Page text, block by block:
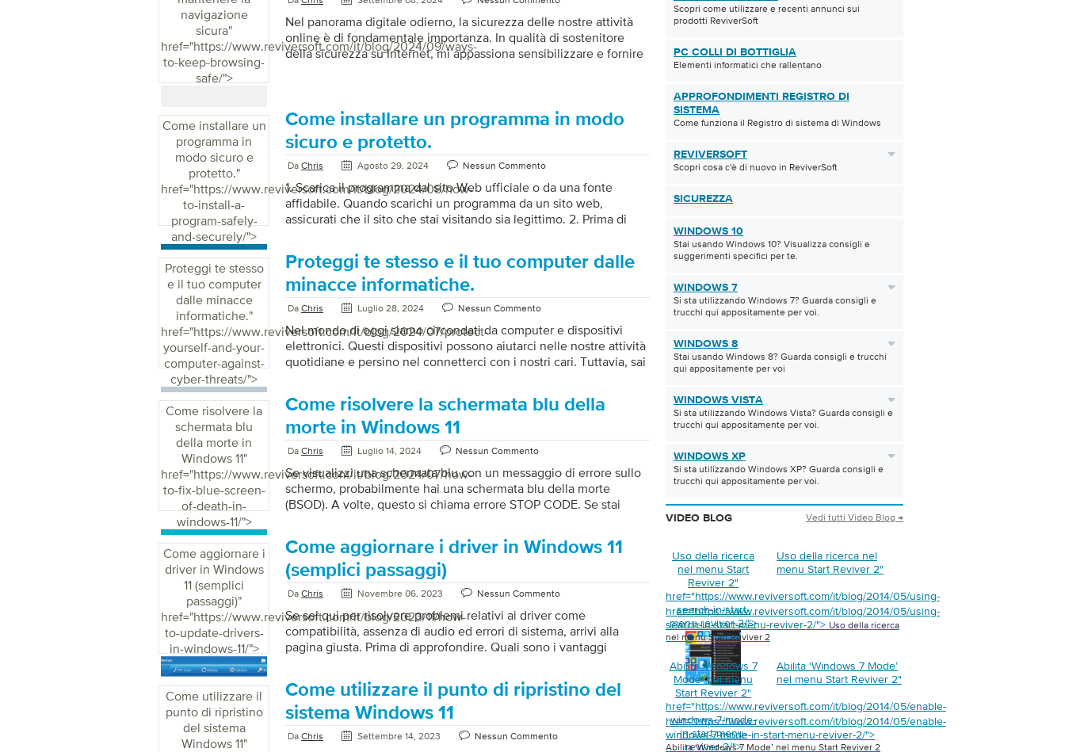
navigazione
sicura"
href="https://www.reviversoft.com/it/blog/2024/09/ways-
to-keep-browsing-
safe/">
Nel panorama digitale odierno, la sicurezza delle nostre attività
online è di fondamentale importanza. In qualità di sostenitore
della sicurezza su Internet, mi appassiona sensibilizzare e fornire
mondo digitale in modo sicuro e protetto. Ecco alcuni modi per
garantire una navigazione sicura: Utilizza password complesse e
univoche per ogni account. Quando crei password per i tuoi
account, è importante che siano forti e uniche. […]
Come installare un
programma in
modo sicuro e
protetto."
href="https://www.reviversoft.com/it/blog/2024/08/how-
to-install-a-
program-safely-
and-securely/">
Come installare un programma in modo
sicuro e protetto.
Da Chris Agosto 29, 2024 Nessun Commento
1. Scarica il programma dal sito Web ufficiale o da una fonte
affidabile. Quando scarichi un programma da un sito web,
assicurati che il sito che stai visitando sia legittimo. 2. Prima di
aggiornato per assicurarti che non sia infetto da malware.
Ricordatevi di installare un programma antivirus affidabile e di
tenerlo aggiornato per proteggere il vostro computer da
potenziali minacce. Inoltre, fate attenzione ai siti web che visitate
e ai file che scaricate per ridurre al minimo il rischio […]
Proteggi te stesso
e il tuo computer
dalle minacce
informatiche."
href="https://www.reviversoft.com/it/blog/2024/07/protect-
yourself-and-your-
computer-against-
cyber-threats/">
Proteggi te stesso e il tuo computer dalle
minacce informatiche.
Da Chris Luglio 28, 2024 Nessun Commento
Nel mondo di oggi siamo circondati da computer e dispositivi
elettronici. Questi dispositivi possono aiutarci nelle nostre attività
quotidiane e persino nel connetterci con i nostri cari. Tuttavia, sai
delle persone? Questi programmi sono progettati per attaccare i
computer e rubare dati, conti bancari e informazioni sensibili.
Ecco i modi per proteggere te e il tuo sistema: Aggiorna
regolarmente il tuo sistema operativo Ricordati di aggiornare
regolarmente il tuo sistema operativo per garantire che il tuo
dispositivo sia protetto dalle vulnerabilità della […]
Come risolvere la
schermata blu
della morte in
Windows 11"
href="https://www.reviversoft.com/it/blog/2024/07/how-
to-fix-blue-screen-
of-death-in-
windows-11/">
Come risolvere la schermata blu della
morte in Windows 11
Da Chris Luglio 14, 2024 Nessun Commento
Se visualizzi una schermata blu con un messaggio di errore sullo
schermo, probabilmente hai una schermata blu della morte
(BSOD). A volte, questo si chiama errore STOP CODE. Se stai
alcune soluzioni utili per te. Iniziamo: Passaggio 1: riavvia il
computer A volte, il tuo PC ha bisogno di un po’ d’aria per
respirare. Probabilmente è ora di riavviare il computer. Questa è
una soluzione comune e potrebbe essere in grado di risolvere il
problema riscontrato. Passaggio 2: esegui CHKDSK Quando […]
Come aggiornare i
driver in Windows
11 (semplici
passaggi)"
href="https://www.reviversoft.com/it/blog/2023/11/how-
to-update-drivers-
in-windows-11/">
Come aggiornare i driver in Windows 11
(semplici passaggi)
Da Chris Novembre 06, 2023 Nessun Commento
Se sei qui per risolvere problemi relativi ai driver come
compatibilità, assenza di audio ed errori di sistema, arrivi alla
pagina giusta. Prima di approfondire. Quali sono i vantaggi
avendo i driver più recenti, eviti problemi di sistema che si
tradurranno in scarse prestazioni del sistema. Gli aggiornamenti
dei driver forniscono quindi prestazioni del sistema adeguate e
più fluide. Aumentare la sicurezza: i driver aggiornati includono
spesso miglioramenti della sicurezza, riducendo il pericolo che le
Come utilizzare il
punto di ripristino
del sistema
Windows 11"
Come utilizzare il punto di ripristino del
sistema Windows 11
Da Chris Settembre 14, 2023 Nessun Commento
Scopri come utilizzare e recenti annunci sui
prodotti ReviverSoft
PC COLLI DI BOTTIGLIA
Elementi informatici che rallentano
APPROFONDIMENTI REGISTRO DI
SISTEMA
Come funziona il Registro di sistema di Windows
REVIVERSOFT
Scopri cosa c'è di nuovo in ReviverSoft
SICUREZZA
WINDOWS 10
Stai usando Windows 10? Visualizza consigli e
suggerimenti specifici per te.
WINDOWS 7
Si sta utilizzando Windows 7? Guarda consigli e
trucchi qui appositamente per voi.
WINDOWS 8
Stai usando Windows 8? Guarda consigli e trucchi
qui appositamente per voi
WINDOWS VISTA
Si sta utilizzando Windows Vista? Guarda consigli e
trucchi qui appositamente per voi.
WINDOWS XP
Si sta utilizzando Windows XP? Guarda consigli e
trucchi qui appositamente per voi.
VIDEO BLOG Vedi tutti Video Blog →
Uso della ricerca
nel menu Start
Reviver 2"
href="https://www.reviversoft.com/it/blog/2014/05/using-
search-in-start-
menu-reviver-2/">
Uso della ricerca nel
menu Start Reviver 2"
href="https://www.reviversoft.com/it/blog/2014/05/using-
search-in-start-menu-reviver-2/"> Uso della ricerca
nel menu Start Reviver 2
Abilita ‘Windows 7
Mode’ nel menu
Start Reviver 2"
href="https://www.reviversoft.com/it/blog/2014/05/enable-
windows-7-mode-
in-start-menu-
reviver-2/">
Abilita ‘Windows 7 Mode’
nel menu Start Reviver 2"
href="https://www.reviversoft.com/it/blog/2014/05/enable-
windows-7-mode-in-start-menu-reviver-2/">
Abilita ‘Windows 7 Mode’ nel menu Start Reviver 2